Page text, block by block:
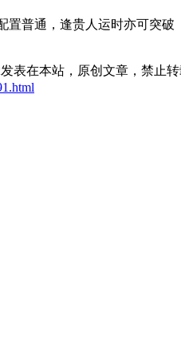
普通，逢贵人运时亦可突
表在本站，原创文章，禁止